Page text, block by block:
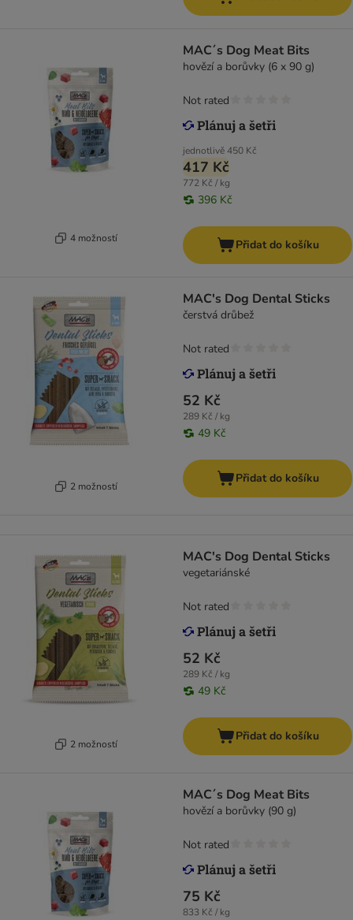
4 možností
MAC´s Dog Meat Bits
hovězí a borůvky (6 x 90 g)
jednotlivě450 Kč
417 Kč
772 Kč / kg
396 Kč
Not rated
Přidat do košíku
2 možností
MAC's Dog Dental Sticks
čerstvá drůbež
52 Kč
289 Kč / kg
49 Kč
Not rated
Přidat do košíku
2 možností
MAC's Dog Dental Sticks
vegetariánské
52 Kč
289 Kč / kg
49 Kč
Not rated
Přidat do košíku
MAC´s Dog Meat Bits
hovězí a borůvky (90 g)
75 Kč
833 Kč / kg
Not rated